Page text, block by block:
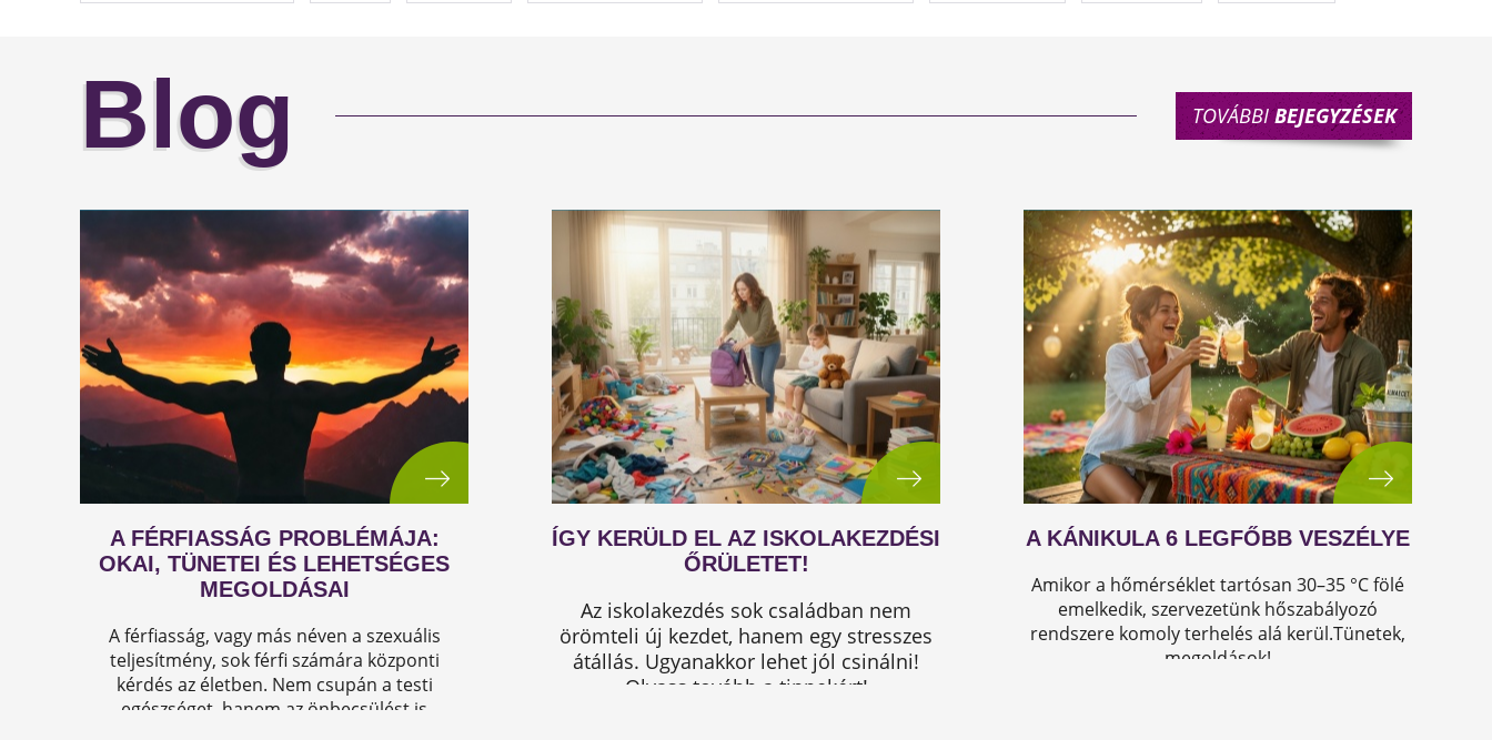
Blog TOVÁBBIBEJEGYZÉSEK
A FÉRFIASSÁG PROBLÉMÁJA:
OKAI, TÜNETEI ÉS LEHETSÉGES
MEGOLDÁSAI
A férfiasság, vagy más néven a szexuális
teljesítmény, sok férfi számára központi
kérdés az életben. Nem csupán a testi
egészséget, hanem az önbecsülést is
ÍGY KERÜLD EL AZ ISKOLAKEZDÉSI
ŐRÜLETET!
Az iskolakezdés sok családban nem
örömteli új kezdet, hanem egy stresszes
átállás. Ugyanakkor lehet jól csinálni!
Olvass tovább a tippekért!
A KÁNIKULA 6 LEGFŐBB VESZÉLYE
Amikor a hőmérséklet tartósan 30–35 °C fölé
emelkedik, szervezetünk hőszabályozó
rendszere komoly terhelés alá kerül.Tünetek,
megoldások!